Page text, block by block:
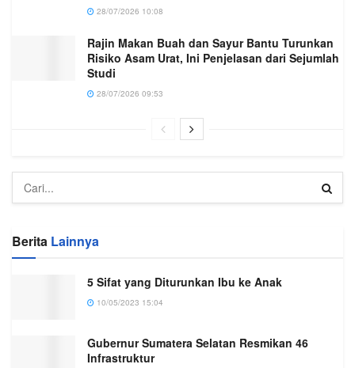
28/07/2026 10:08
Rajin Makan Buah dan Sayur Bantu Turunkan
Risiko Asam Urat, Ini Penjelasan dari Sejumlah
Studi
28/07/2026 09:53
Berita Lainnya
5 Sifat yang Diturunkan Ibu ke Anak
10/05/2023 15:04
Gubernur Sumatera Selatan Resmikan 46
Infrastruktur